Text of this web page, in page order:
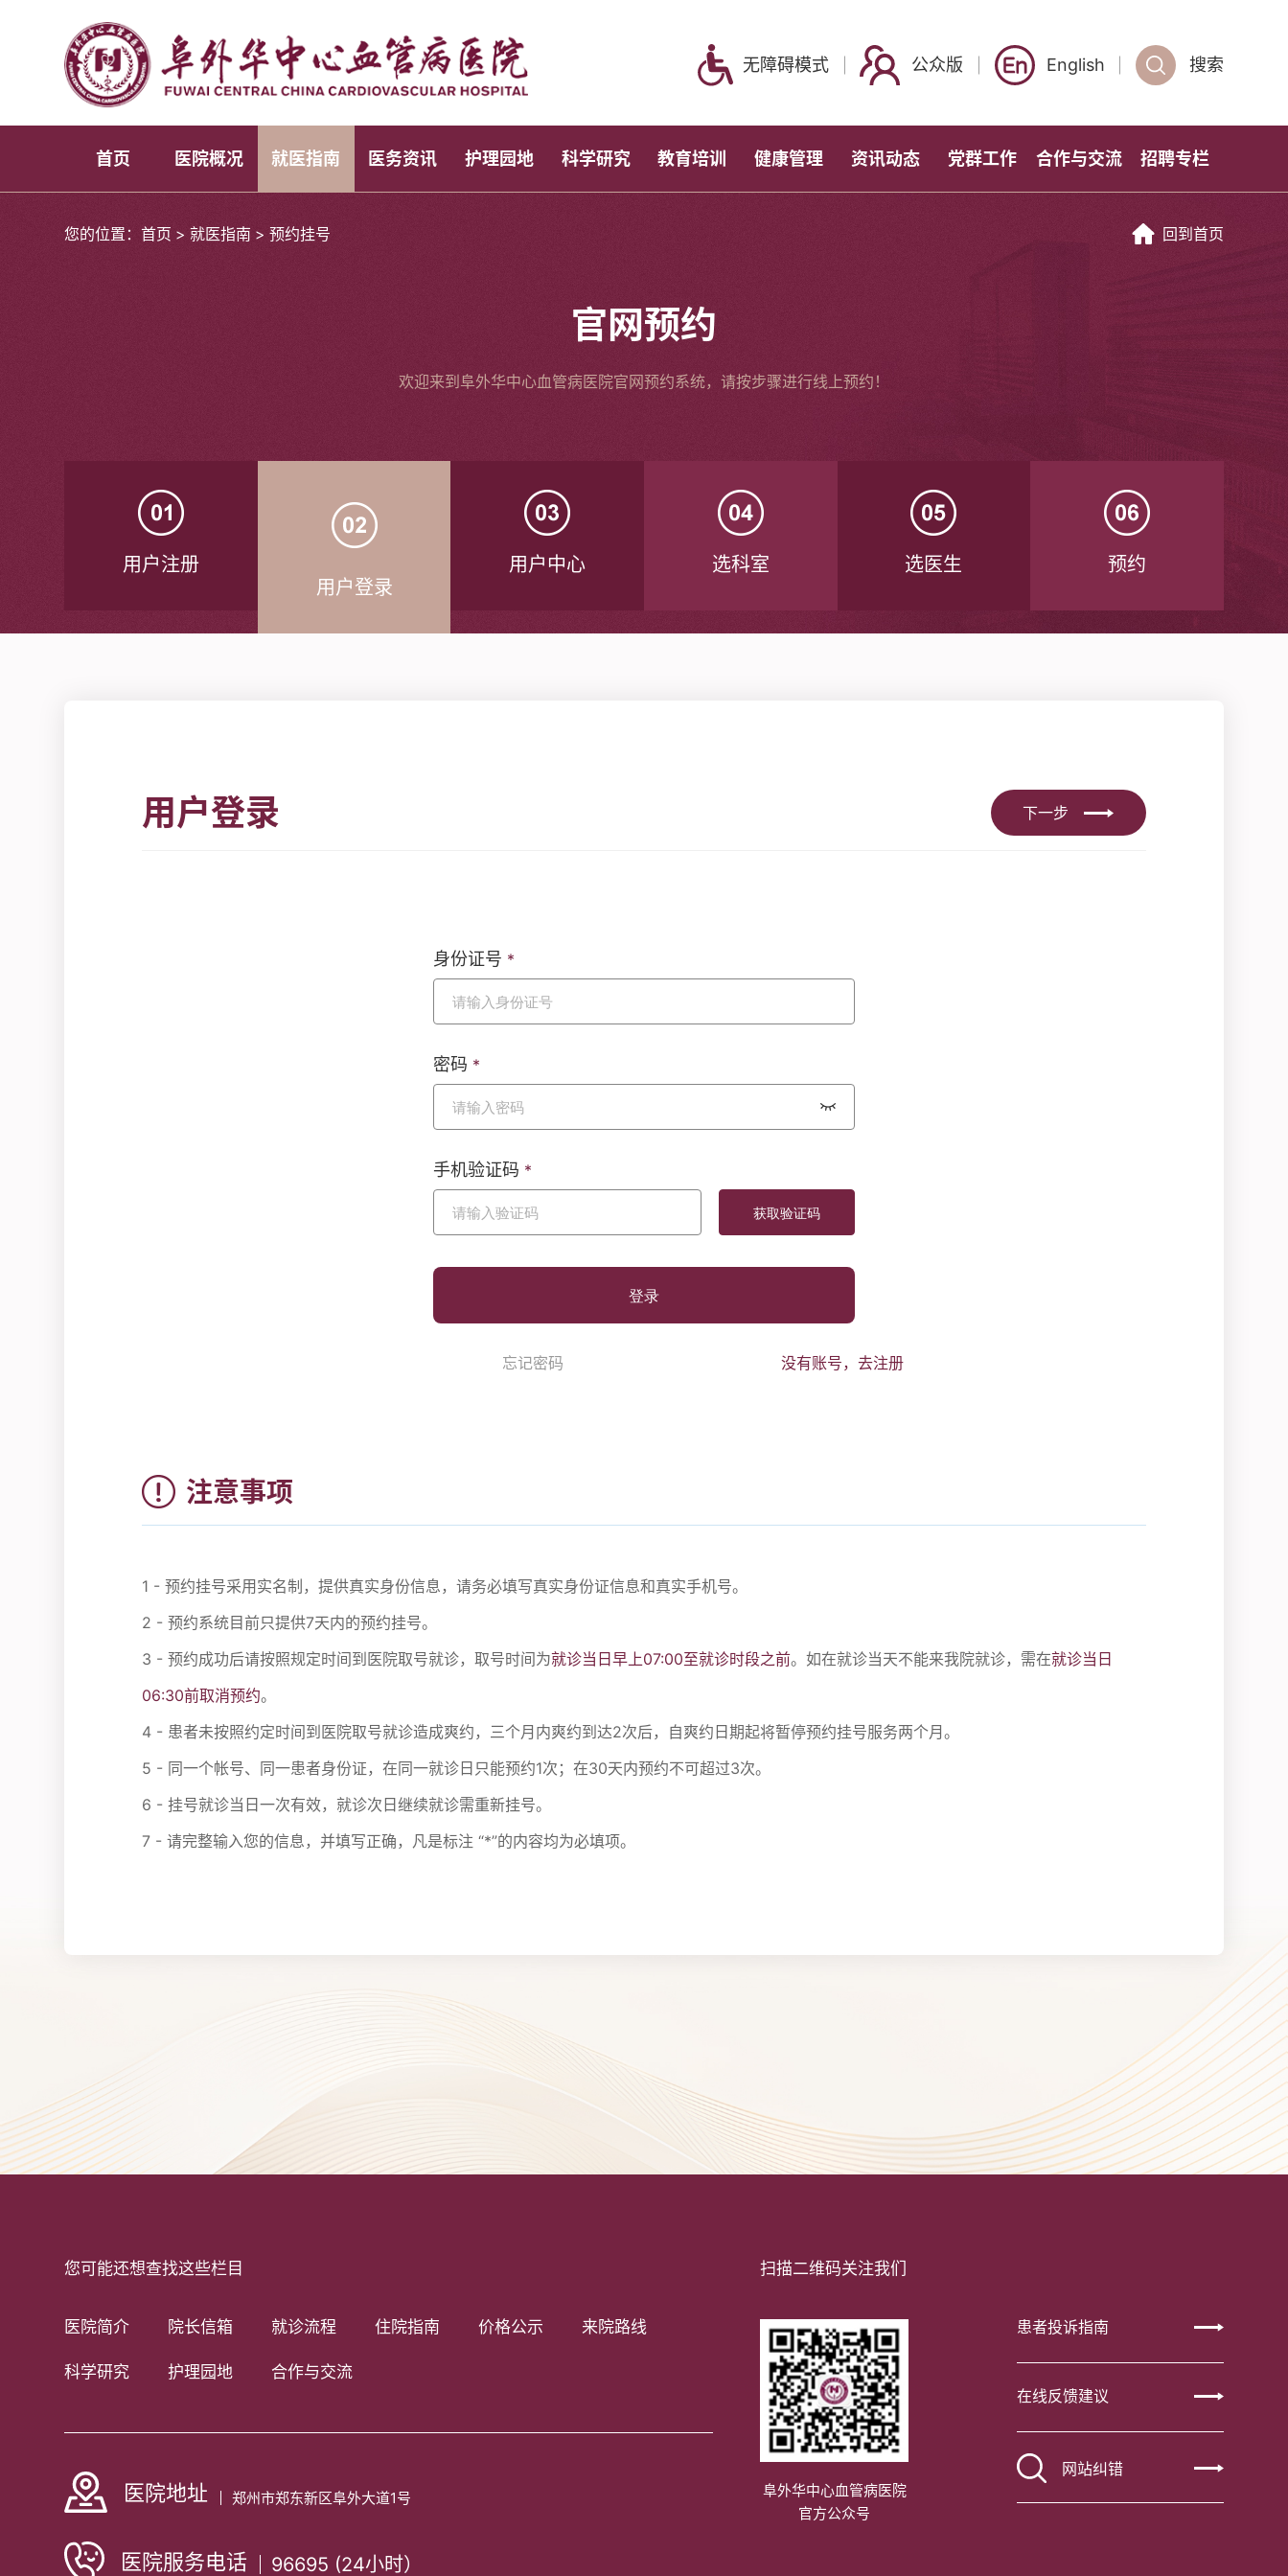
无障碍模式 公众版 English 搜索
首页 医院概况 就医指南 医务资讯 护理园地 科学研究 教育培训 健康管理 资讯动态 党群工作 合作与交流 招聘专栏
您的位置：首页 > 就医指南 > 预约挂号 回到首页
官网预约
欢迎来到阜外华中心血管病医院官网预约系统，请按步骤进行线上预约！
用户注册
用户登录
用户中心 选科室 选医生 预约
用户登录 下一步
身份证号 *
密码 *
手机验证码 *
登录
忘记密码 没有账号，去注册
注意事项
1 - 预约挂号采用实名制，提供真实身份信息，请务必填写真实身份证信息和真实手机号。
2 - 预约系统目前只提供7天内的预约挂号。
3 - 预约成功后请按照规定时间到医院取号就诊，取号时间为就诊当日早上07:00至就诊时段之前。如在就诊当天不能来我院就诊，需在就诊当日
06:30前取消预约。
4 - 患者未按照约定时间到医院取号就诊造成爽约，三个月内爽约到达2次后，自爽约日期起将暂停预约挂号服务两个月。
5 - 同一个帐号、同一患者身份证，在同一就诊日只能预约1次；在30天内预约不可超过3次。
6 - 挂号就诊当日一次有效，就诊次日继续就诊需重新挂号。
7 - 请完整输入您的信息，并填写正确，凡是标注 “*”的内容均为必填项。
您可能还想查找这些栏目
医院简介 院长信箱 就诊流程 住院指南 价格公示 来院路线
科学研究 护理园地 合作与交流
医院地址 郑州市郑东新区阜外大道1号
医院服务电话 96695 (24小时）
扫描二维码关注我们
阜外华中心血管病医院
官方公众号
患者投诉指南
在线反馈建议
网站纠错